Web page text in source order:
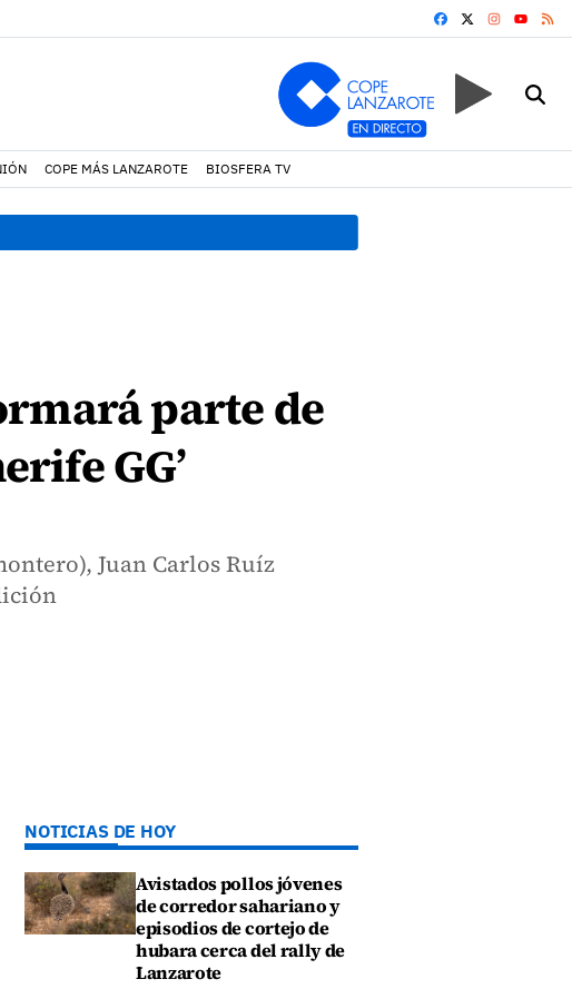
FACEBOOK
YOUTUBE
COPE MÁS LANZAROTE BIOSFERA TV
parte de
GG’
Juan Carlos Ruíz
NOTICIAS DE HOY
Avistados pollos jóvenes
de corredor sahariano y
episodios de cortejo de
hubara cerca del rally de
Lanzarote